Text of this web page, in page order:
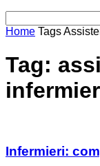
Home Tags
Tag:
Infermieri: